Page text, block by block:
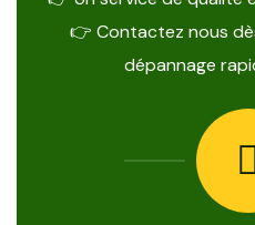
👉 Contactez nous
dépannage